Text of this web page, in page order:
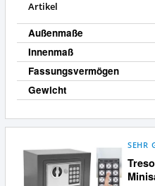
Artikel
Außenmaße
Innenmaß
Fassungsvermögen
Gewicht
SEHR